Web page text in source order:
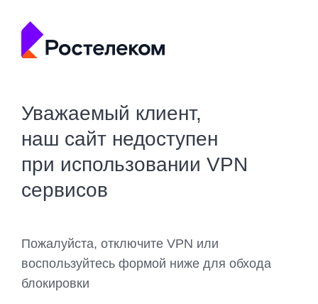
Уважаемый клиент,
наш сайт недоступен
при использовании VPN
сервисов
Пожалуйста, отключите VPN или
воспользуйтесь формой ниже для обхода
блокировки